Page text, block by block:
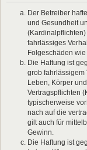
Der Betreiber
und Gesundheit
fahrlässiges
Folgeschäden
Die Haftung ist
grob fahrlässigem
Leben, Körper
Vertragspflichten
typischerweise
nach auf die
gilt auch für
Gewinn.
Die Haftung ist